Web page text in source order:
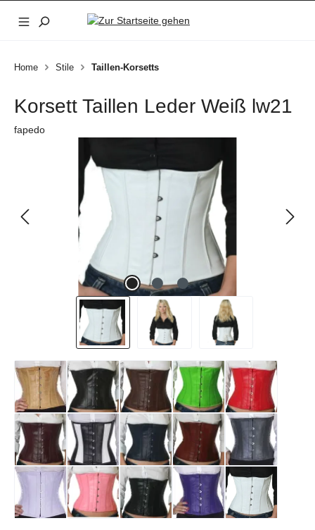
Zum Hauptinhalt springen
Home Stile Taillen-Korsetts
Korsett Taillen Leder Weiß lw21
fapedo